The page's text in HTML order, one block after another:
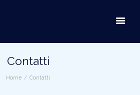
Contatti
Home Contatti